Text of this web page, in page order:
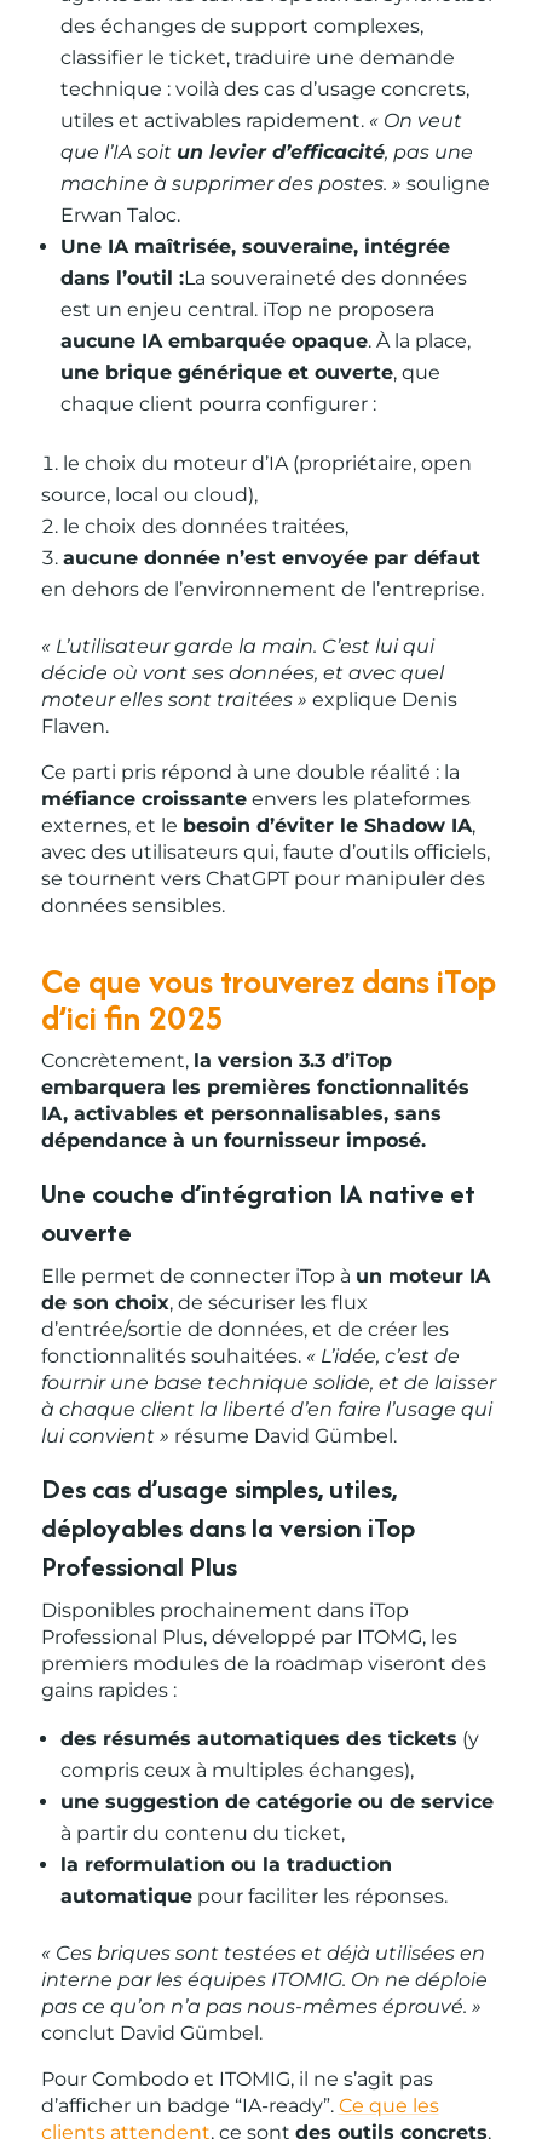
des échanges de support complexes,
classifier le ticket, traduire une demande
technique : voilà des cas d’usage concrets,
utiles et activables rapidement. « On veut
que l’IA soit un levier d’efficacité, pas une
machine à supprimer des postes. » souligne
Erwan Taloc.
Une IA maîtrisée, souveraine, intégrée
dans l’outil :La souveraineté des données
est un enjeu central. iTop ne proposera
aucune IA embarquée opaque. À la place,
une brique générique et ouverte, que
chaque client pourra configurer :
le choix du moteur d’IA (propriétaire, open
source, local ou cloud),
le choix des données traitées,
aucune donnée n’est envoyée par défaut
en dehors de l’environnement de l’entreprise.
« L’utilisateur garde la main. C’est lui qui
décide où vont ses données, et avec quel
moteur elles sont traitées » explique Denis
Flaven.
Ce parti pris répond à une double réalité : la
méfiance croissanteenvers les plateformes
externes, et le besoin d’éviter le Shadow IA,
avec des utilisateurs qui, faute d’outils officiels,
se tournent vers ChatGPT pour manipuler des
données sensibles.
Ce que vous trouverez dans iTop
d’ici fin 2025
Concrètement, la version 3.3 d’iTop
embarquera les premières fonctionnalités
IA, activables et personnalisables, sans
dépendance à un fournisseur imposé.
Une couche d’intégration IA native et
ouverte
Elle permet de connecter iTop à un moteur IA
de son choix, de sécuriser les flux
d’entrée/sortie de données, et de créer les
fonctionnalités souhaitées. « L’idée, c’est de
fournir une base technique solide, et de laisser
à chaque client la liberté d’en faire l’usage qui
lui convient » résume David Gümbel.
Des cas d’usage simples, utiles,
déployables dans la version iTop
Professional Plus
Disponibles prochainement dans iTop
Professional Plus, développé par ITOMG, les
premiers modules de la roadmap viseront des
gains rapides :
des résumés automatiques des tickets (y
compris ceux à multiples échanges),
une suggestion de catégorie ou de service
à partir du contenu du ticket,
la reformulation ou la traduction
automatiquepour faciliter les réponses.
« Ces briques sont testées et déjà utilisées en
interne par les équipes ITOMIG. On ne déploie
pas ce qu’on n’a pas nous-mêmes éprouvé. »
conclut David Gümbel.
Pour Combodo et ITOMIG, il ne s’agit pas
d’afficher un badge “IA-ready”. Ce que les
clients attendent, ce sont des outils concrets,